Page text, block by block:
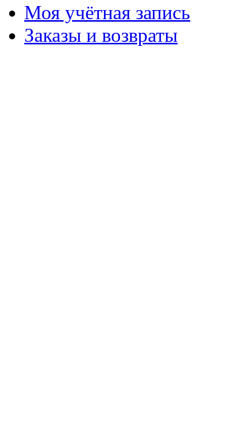
Моя учётная запись
Заказы и возвраты